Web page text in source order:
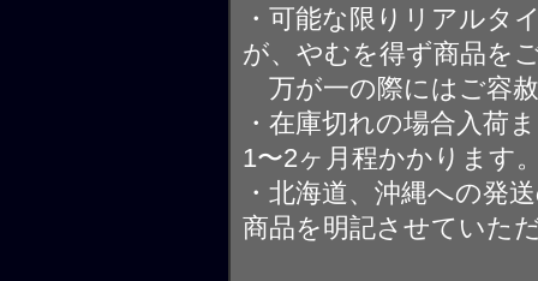
・可能な限りリアルタ
が、やむを得ず商品を
万が一の際にはご容
・在庫切れの場合入荷
1〜2ヶ月程かかります
・北海道、沖縄への発
商品を明記させていた